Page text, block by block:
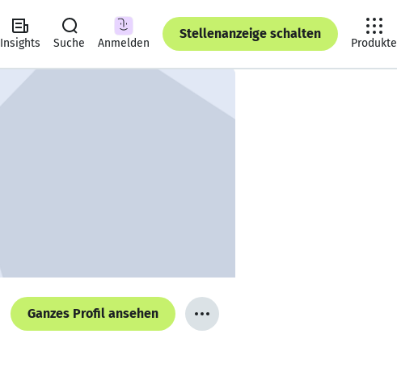
Insights Suche Anmelden
Stellenanzeige schalten
Produkte
Ganzes Profil ansehen